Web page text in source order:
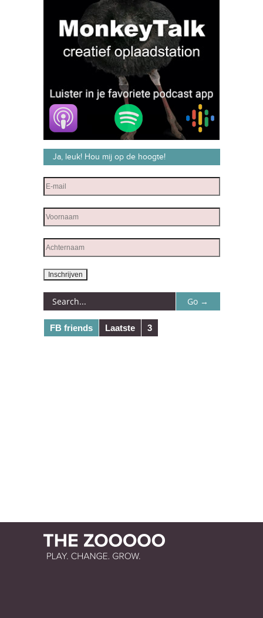
Ja, leuk! Hou mij op de hoogte!
FB friends Laatste 3